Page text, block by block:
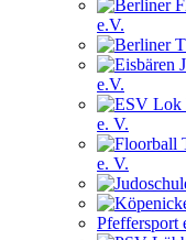
e.V.
e.V.
e. V.
e. V.
Pfeffersport